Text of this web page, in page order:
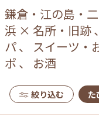
鎌倉・江の島・
浜 × 名所・旧跡、
パ、 スイーツ・
ポ 、 お酒
絞り込む た